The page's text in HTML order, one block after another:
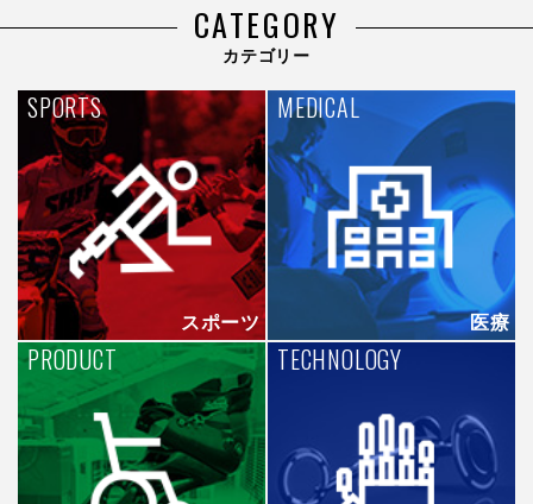
CATEGORY
カテゴリー
スポーツ
SPORTS
医療
MEDICAL
PRODUCT TECHNOLOGY